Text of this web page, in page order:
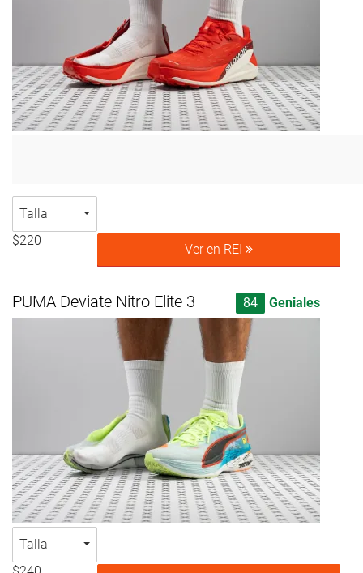
Talla
$220
Ver en REI
PUMA Deviate Nitro Elite 3 84 Geniales
Talla